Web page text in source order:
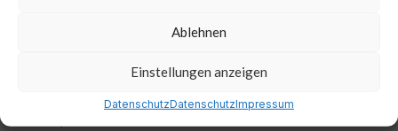
Ablehnen
Einstellungen anzeigen
DatenschutzDatenschutzImpressum
November 2023
Oktober 2023